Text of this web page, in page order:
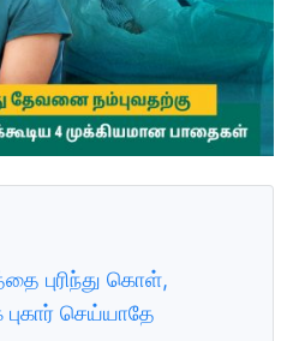
புரிந்து கொள்,
புகார் செய்யாதே